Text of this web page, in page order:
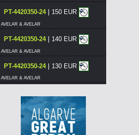
PT-4420350-24| 150 EUR
AVELAR & AVELAR
PT-4420350-24| 140 EUR
AVELAR & AVELAR
PT-4420350-24| 130 EUR
AVELAR & AVELAR
AVELAR & AVELAR
DE-25-03083-424|55 EUR
AGD WINTER RACE 2026 - 13A